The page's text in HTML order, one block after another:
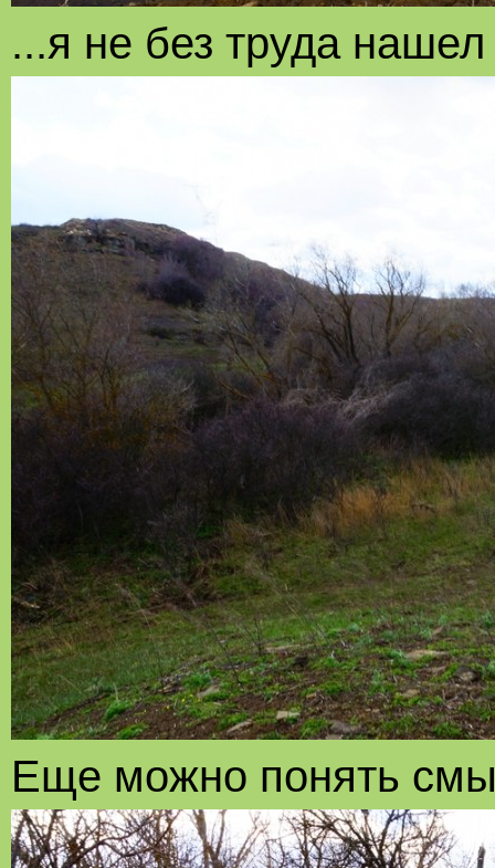
...я не без труда нашел
Еще можно понять